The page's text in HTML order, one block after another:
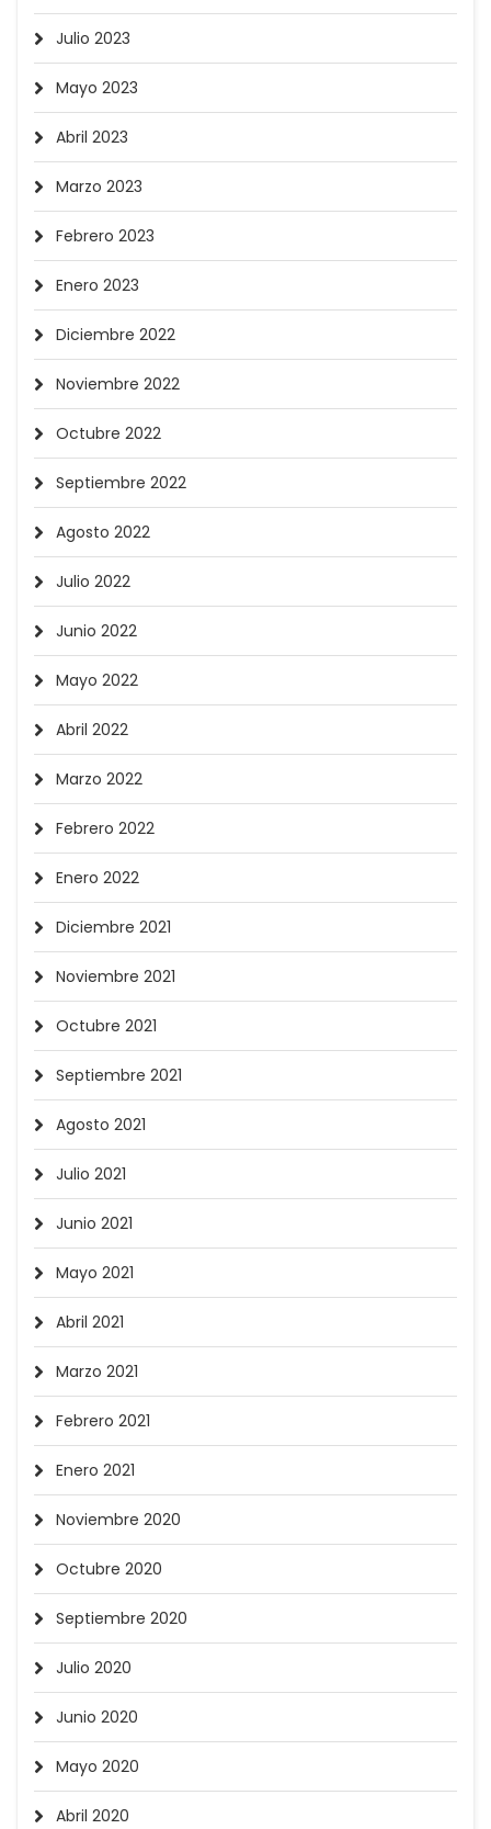
Julio 2023
Mayo 2023
Abril 2023
Marzo 2023
Febrero 2023
Enero 2023
Diciembre 2022
Noviembre 2022
Octubre 2022
Septiembre 2022
Agosto 2022
Julio 2022
Junio 2022
Mayo 2022
Abril 2022
Marzo 2022
Febrero 2022
Enero 2022
Diciembre 2021
Noviembre 2021
Octubre 2021
Septiembre 2021
Agosto 2021
Julio 2021
Junio 2021
Mayo 2021
Abril 2021
Marzo 2021
Febrero 2021
Enero 2021
Noviembre 2020
Octubre 2020
Septiembre 2020
Julio 2020
Junio 2020
Mayo 2020
Abril 2020